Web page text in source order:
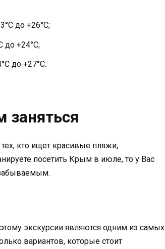
до +26°C;
до +24°C;
до +27°C.
кто ищет красивые пляжи,
посетить Крым в июле, то у Вас
экскурсии являются одним из самых
вариантов, которые стоит